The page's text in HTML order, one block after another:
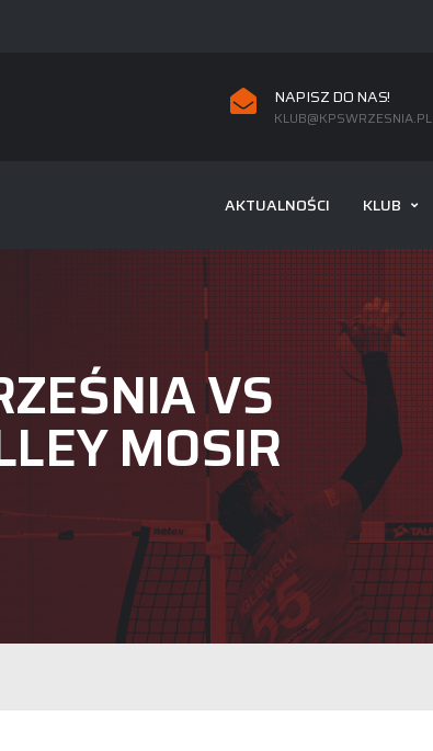
NAPISZ DO NAS!
KLUB@KPSWRZESNIA.PL
AKTUALNOŚCI KLUB
VS
MOSIR